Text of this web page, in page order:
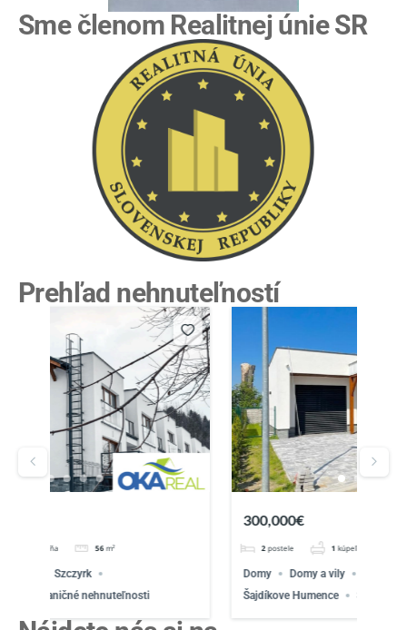
Sme členom Realitnej únie SR
Prehľad nehnuteľností
2 postele m²
Domy
Penati Golf Resosrt
Šajdíkove Humence